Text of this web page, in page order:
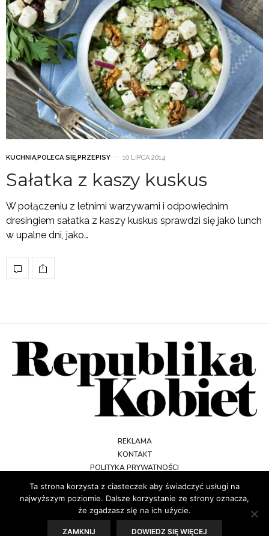
KUCHNIA,POLECA SIĘ,PRZEPISY 10 LIPCA 2014
Sałatka z kaszy kuskus
W połączeniu z letnimi warzywami i odpowiednim
dresingiem sałatka z kaszy kuskus sprawdzi się jako lunch
w upalne dni, jako…
REKLAMA
KONTAKT
POLITYKA PRYWATNOŚCI
Ta strona korzysta z ciasteczek aby świadczyć usługi na
najwyższym poziomie. Dalsze korzystanie ze strony oznacza,
że zgadzasz się na ich użycie.
ZAMKNIJ DOWIEDZ SIĘ WIĘCEJ